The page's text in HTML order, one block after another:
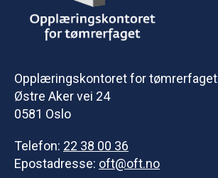
Opplæringskontoret for tømrerfaget
Østre Aker vei 24
0581 Oslo
Telefon: 22 38 00 36
Epostadresse: oft@oft.no